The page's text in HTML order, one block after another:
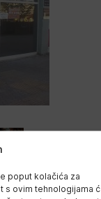
poput kolačića za
s ovim tehnologijama